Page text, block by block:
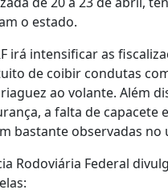
o estado.
irá intensificar as
de coibir condutas
ao volante. Além
a falta de capacete
bastante observadas no
Rodoviária Federal